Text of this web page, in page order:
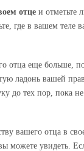
отце и отметьте
где в вашем теле
отца еще больше,
ладонь вашей
до тех пор, пока
вашего отца в
можете увидеть.